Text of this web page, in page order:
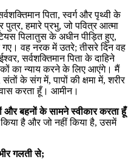
पिता, स्वर्ग और पृथ्वी के
पुत्र, हमारे प्रभु, जो पवित्र आत्मा
पिलातुस के अधीन पीड़ित हुए,
वह नरक में उतरे; तीसरे दिन वह
सर्वशक्तिमान पिता के दाहिने
का न्याय करने के लिए आएंगे। मैं
के संग में, पापों की क्षमा में, शरीर
करता हूँ। आमीन।
और बहनों के सामने स्वीकार करता हूँ
है और जो नहीं किया है, उसमें
गलती से;